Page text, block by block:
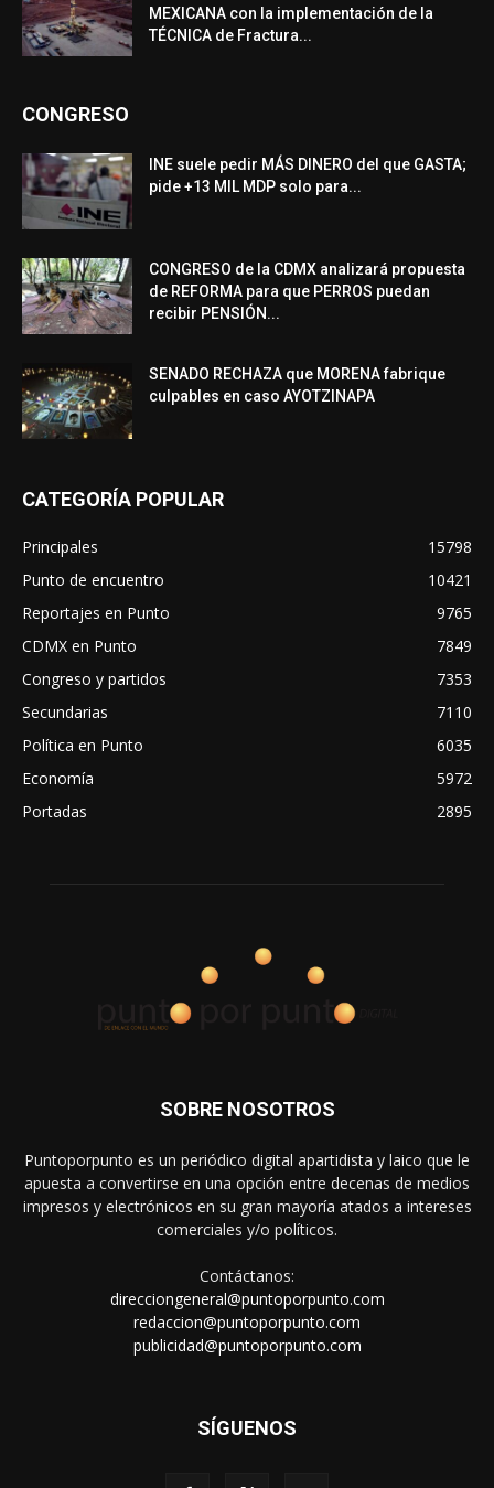
MEXICANA con la implementación de la
TÉCNICA de Fractura...
CONGRESO
INE suele pedir MÁS DINERO del que GASTA;
pide +13 MIL MDP solo para...
CONGRESO de la CDMX analizará propuesta
de REFORMA para que PERROS puedan
recibir PENSIÓN...
SENADO RECHAZA que MORENA fabrique
culpables en caso AYOTZINAPA
CATEGORÍA POPULAR
Principales
15798
Punto de encuentro
10421
Reportajes en Punto
9765
CDMX en Punto
7849
Congreso y partidos
7353
Secundarias
7110
Política en Punto
6035
Economía
5972
Portadas
2895
SOBRE NOSOTROS
Puntoporpunto es un periódico digital apartidista y laico que le
apuesta a convertirse en una opción entre decenas de medios
impresos y electrónicos en su gran mayoría atados a intereses
comerciales y/o políticos.
Contáctanos:
direcciongeneral@puntoporpunto.com
redaccion@puntoporpunto.com
publicidad@puntoporpunto.com
SÍGUENOS